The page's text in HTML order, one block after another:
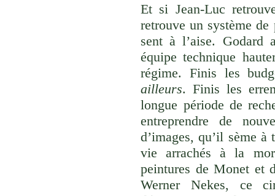
Et si Jean-Luc
retrouve un système
sent à l’aise. Godard
équipe technique
régime. Finis les
ailleurs. Finis les
longue période de
entreprendre de
d’images, qu’il sème
vie arrachés à la
peintures de Monet et
Werner Nekes, ce